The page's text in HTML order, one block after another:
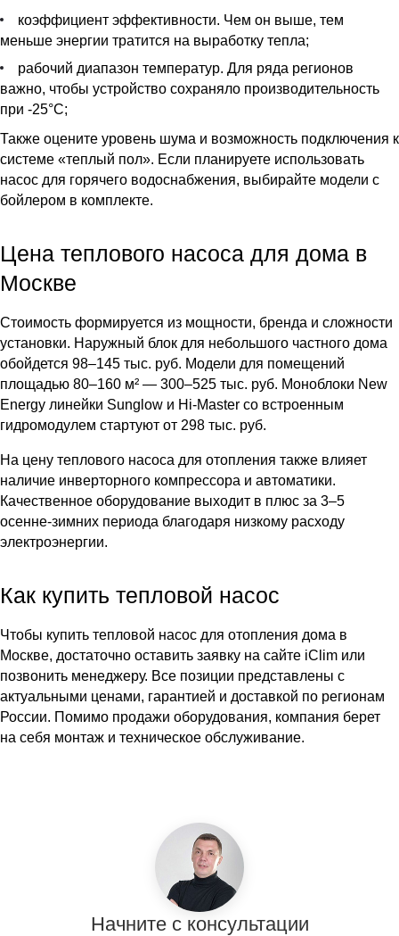
коэффициент эффективности. Чем он выше, тем
меньше энергии тратится на выработку тепла;
рабочий диапазон температур. Для ряда регионов
важно, чтобы устройство сохраняло производительность
при -25°C;
Также оцените уровень шума и возможность подключения к
системе «теплый пол». Если планируете использовать
насос для горячего водоснабжения, выбирайте модели с
бойлером в комплекте.
Цена теплового насоса для дома в
Москве
Стоимость формируется из мощности, бренда и сложности
установки. Наружный блок для небольшого частного дома
обойдется 98–145 тыс. руб. Модели для помещений
площадью 80–160 м² — 300–525 тыс. руб. Моноблоки New
Energy линейки Sunglow и Hi-Master со встроенным
гидромодулем стартуют от 298 тыс. руб.
На цену теплового насоса для отопления также влияет
наличие инверторного компрессора и автоматики.
Качественное оборудование выходит в плюс за 3–5
осенне-зимних периода благодаря низкому расходу
электроэнергии.
Как купить тепловой насос
Чтобы купить тепловой насос для отопления дома в
Москве, достаточно оставить заявку на сайте iClim или
позвонить менеджеру. Все позиции представлены с
актуальными ценами, гарантией и доставкой по регионам
России. Помимо продажи оборудования, компания берет
на себя монтаж и техническое обслуживание.
Начните с консультации